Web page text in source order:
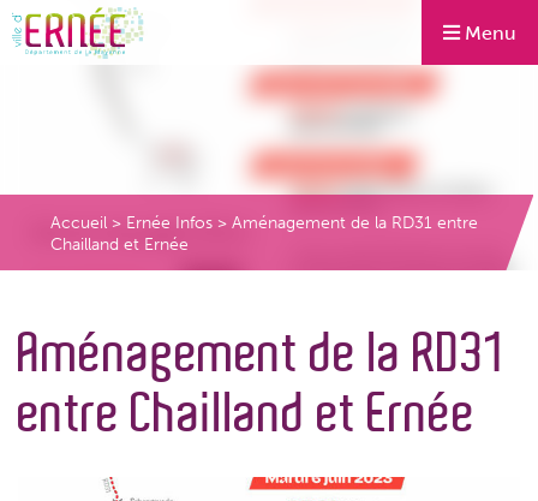
Menu
Accueil > Ernée Infos > Aménagement de la RD31 entre
Chailland et Ernée
Aménagement de la RD31
entre Chailland et Ernée